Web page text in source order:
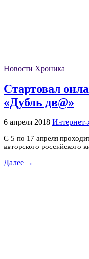
Новости Хроника
Стартовал
«Дубль дв@»
6 апреля 2018
С 5 по 17 апреля
авторского российского
Далее →